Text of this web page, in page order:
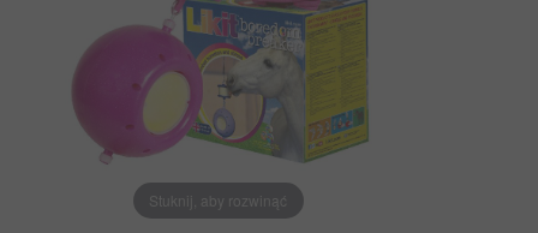
Stuknij, aby rozwinąć